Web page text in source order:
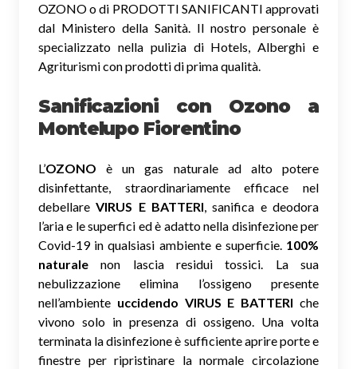
OZONO o di PRODOTTI SANIFICANTI approvati
dal Ministero della Sanità. Il nostro personale è
specializzato nella pulizia di Hotels, Alberghi e
Agriturismi con prodotti di prima qualità.
Sanificazioni con Ozono a
Montelupo Fiorentino
L’OZONO è un gas naturale ad alto potere
disinfettante, straordinariamente efficace nel
debellareVIRUS E BATTERI, sanifica e deodora
l’aria e le superfici ed è adatto nella disinfezione per
Covid-19 in qualsiasi ambiente e superficie. 100%
naturale non lascia residui tossici. La sua
nebulizzazione elimina l’ossigeno presente
nell’ambiente uccidendo VIRUS E BATTERI che
vivono solo in presenza di ossigeno. Una volta
terminata la disinfezione è sufficiente aprire porte e
finestre per ripristinare la normale circolazione